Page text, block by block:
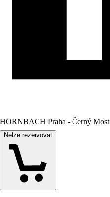
HORNBACH Praha - Černý Most
Nelze rezervovat